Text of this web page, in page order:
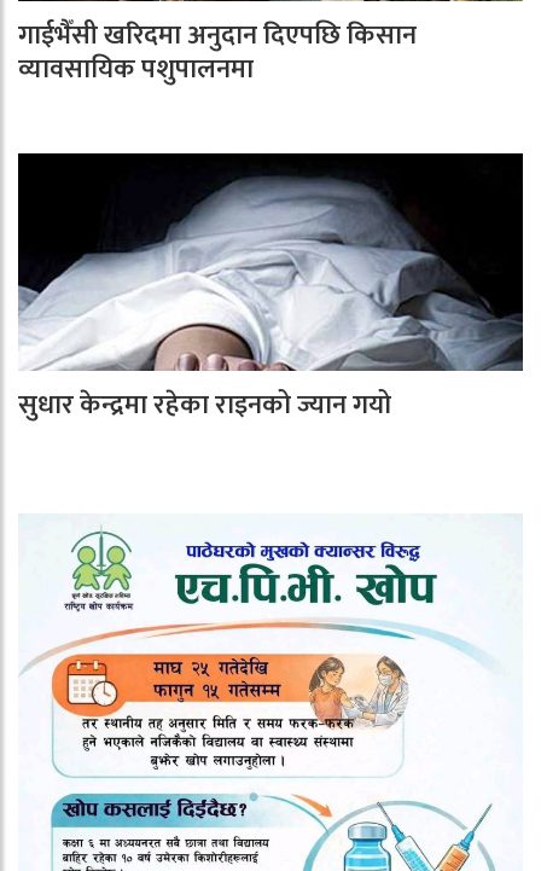
गाईभैँसी खरिदमा अनुदान दिएपछि किसान
व्यावसायिक पशुपालनमा
सुधार केन्द्रमा रहेका राइनको ज्यान गयो